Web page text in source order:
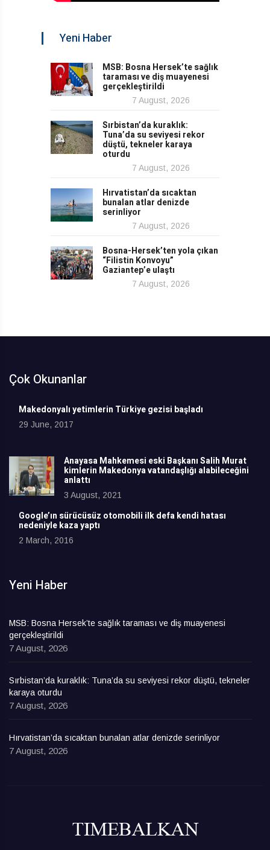
Yeni Haber
MSB: Bosna Hersek’te sağlık
taraması ve diş muayenesi
gerçekleştirildi
7 August, 2026
Sırbistan’da kuraklık:
Tuna’da su seviyesi rekor
düştü, tekneler karaya
oturdu
7 August, 2026
Hırvatistan’da sıcaktan
bunalan atlar denizde
serinliyor
7 August, 2026
Bosna-Hersek’ten yola çıkan
“Filistin Konvoyu”
Gaziantep’e ulaştı
7 August, 2026
Çok Okunanlar
Makedonyalı yetimlerin Türkiye gezisi başladı
29 June, 2017
Anayasa Mahkemesi eski Başkanı Salih Murat
kimlerin Makedonya vatandaşlığı alabileceğini
anlattı
3 August, 2021
Google’ın sürücüsüz otomobili ilk defa kendi hatası
nedeniyle kaza yaptı
2 March, 2016
Yeni Haber
MSB: Bosna Hersek’te sağlık taraması ve diş muayenesi
gerçekleştirildi
7 August, 2026
Sırbistan’da kuraklık: Tuna’da su seviyesi rekor düştü, tekneler
karaya oturdu
7 August, 2026
Hırvatistan’da sıcaktan bunalan atlar denizde serinliyor
7 August, 2026